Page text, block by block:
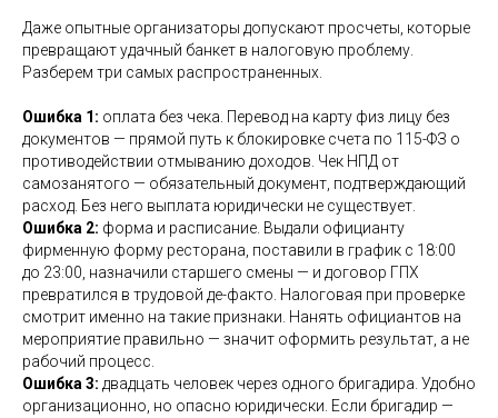
Даже опытные организаторы допускают просчеты, которые
превращают удачный банкет в налоговую проблему.
Разберем три самых распространенных.
Ошибка 1: оплата без чека. Перевод на карту физ лицу без
документов — прямой путь к блокировке счета по 115-ФЗ о
противодействии отмыванию доходов. Чек НПД от
самозанятого — обязательный документ, подтверждающий
расход. Без него выплата юридически не существует.
Ошибка 2: форма и расписание. Выдали официанту
фирменную форму ресторана, поставили в график с 18:00
до 23:00, назначили старшего смены — и договор ГПХ
превратился в трудовой де-факто. Налоговая при проверке
смотрит именно на такие признаки. Нанять официантов на
мероприятие правильно — значит оформить результат, а не
рабочий процесс.
Ошибка 3: двадцать человек через одного бригадира. Удобно
организационно, но опасно юридически. Если бригадир —